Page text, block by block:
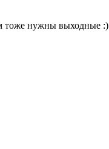
тоже нужны выходные :)